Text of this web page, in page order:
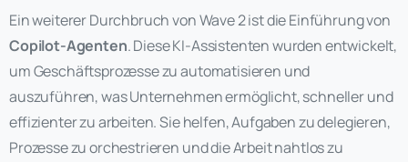
Ein weiterer Durchbruch von Wave 2 ist die Einführung von
Copilot-Agenten. Diese KI-Assistenten wurden entwickelt,
um Geschäftsprozesse zu automatisieren und
auszuführen, was Unternehmen ermöglicht, schneller und
effizienter zu arbeiten. Sie helfen, Aufgaben zu delegieren,
Prozesse zu orchestrieren und die Arbeit nahtlos zu